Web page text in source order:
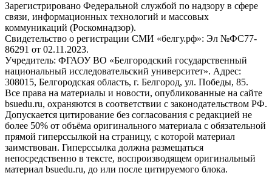
Зарегистрировано Федеральной службой по надзору в сфере
связи, информационных технологий и массовых
коммуникаций (Роскомнадзор).
Свидетельство о регистрации СМИ «белгу.рф»: Эл №ФС77-
86291 от 02.11.2023.
Учредитель: ФГАОУ ВО «Белгородский государственный
национальный исследовательский университет». Адрес:
308015, Белгородская область, г. Белгород, ул. Победы, 85.
Все права на материалы и новости, опубликованные на сайте
bsuedu.ru, охраняются в соответствии с законодательством РФ.
Допускается цитирование без согласования с редакцией не
более 50% от объёма оригинального материала с обязательной
прямой гиперссылкой на страницу, с которой материал
заимствован. Гиперссылка должна размещаться
непосредственно в тексте, воспроизводящем оригинальный
материал bsuedu.ru, до или после цитируемого блока.